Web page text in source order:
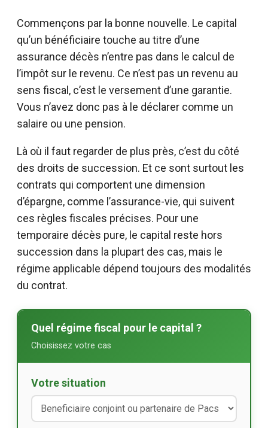
Commençons par la bonne nouvelle. Le capital
qu’un bénéficiaire touche au titre d’une
assurance décès n’entre pas dans le calcul de
l’impôt sur le revenu. Ce n’est pas un revenu au
sens fiscal, c’est le versement d’une garantie.
Vous n’avez donc pas à le déclarer comme un
salaire ou une pension.
Là où il faut regarder de plus près, c’est du côté
des droits de succession. Et ce sont surtout les
contrats qui comportent une dimension
d’épargne, comme l’assurance-vie, qui suivent
ces règles fiscales précises. Pour une
temporaire décès pure, le capital reste hors
succession dans la plupart des cas, mais le
régime applicable dépend toujours des modalités
du contrat.
Quel régime fiscal pour le capital ?
Choisissez votre cas
Votre situation